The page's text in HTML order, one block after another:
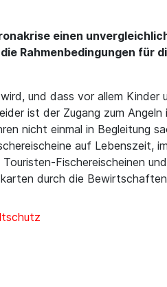
einen
Rahmenbedingungen für
und dass vor allem
ist der Zugang zum
nicht einmal in Begleitung
auf Lebenszeit,
Fischereischeinen
durch die